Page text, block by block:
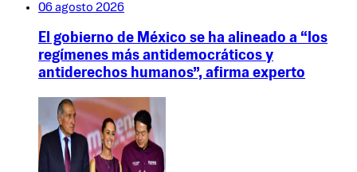
06 agosto 2026
El gobierno de México se ha alineado a “los
regímenes más antidemocráticos y
antiderechos humanos”, afirma experto